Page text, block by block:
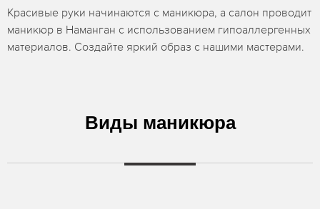
Красивые руки начинаются с маникюра, а салон проводит
маникюр в Наманган с использованием гипоаллергенных
материалов. Создайте яркий образ с нашими мастерами.
Виды маникюра